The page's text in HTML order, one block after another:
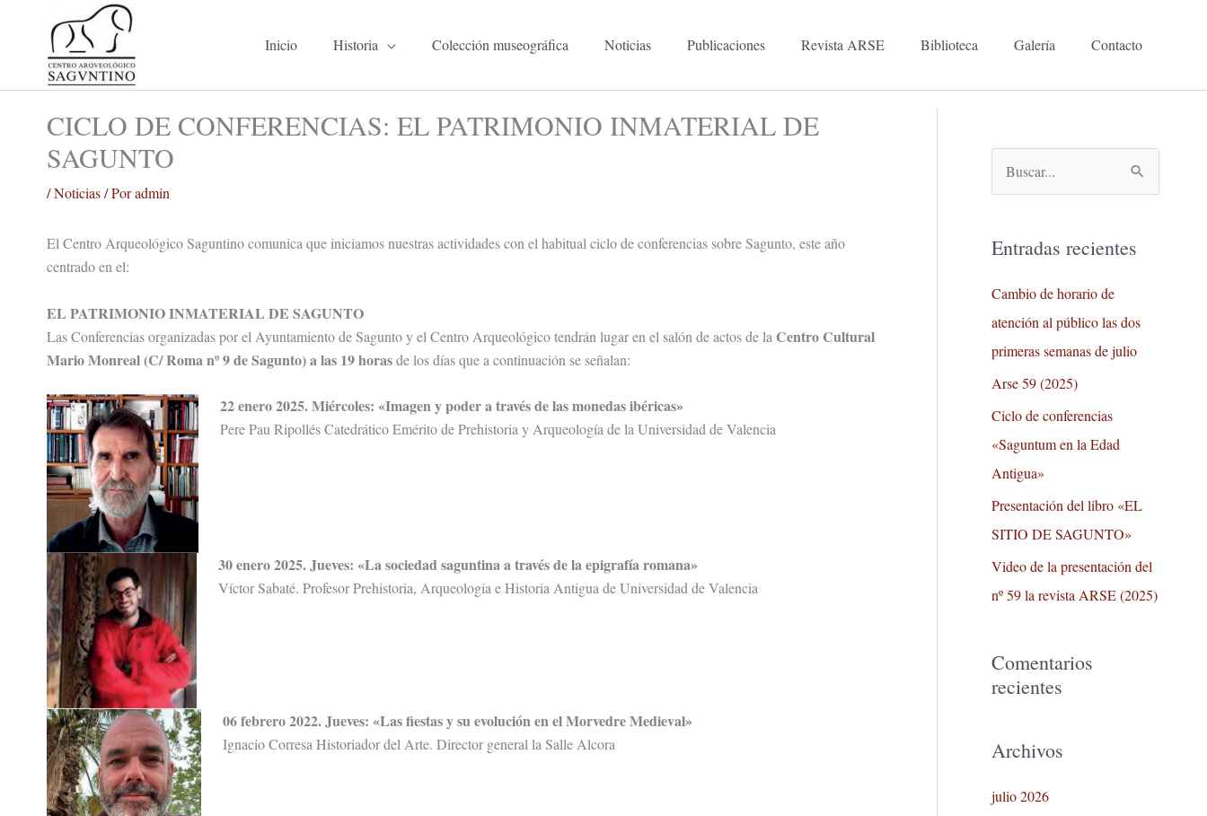
contenido
Inicio Historia Colección museográfica Noticias Publicaciones Revista ARSE Biblioteca Galería Contacto
CICLO DE CONFERENCIAS: EL PATRIMONIO INMATERIAL DE
SAGUNTO
/Noticias/ Poradmin
El Centro Arqueológico Saguntino comunica que iniciamos nuestras actividades con el habitual ciclo de conferencias sobre Sagunto, este año
centrado en el:
EL PATRIMONIO INMATERIAL DE SAGUNTO
Las Conferencias organizadas por el Ayuntamiento de Sagunto y el Centro Arqueológico tendrán lugar en el salón de actos de la Centro Cultural
Mario Monreal (C/ Roma nº 9 de Sagunto) a las 19 horasde los días que a continuación se señalan:
22 enero 2025. Miércoles: «Imagen y poder a través de las monedas ibéricas»
Pere Pau Ripollés Catedrático Emérito de Prehistoria y Arqueología de la Universidad de Valencia
30 enero 2025. Jueves: «La sociedad saguntina a través de la epigrafía romana»
Víctor Sabaté. Profesor Prehistoria, Arqueología e Historia Antigua de Universidad de Valencia
06 febrero 2022. Jueves: «Las fiestas y su evolución en el Morvedre Medieval»
Ignacio Corresa Historiador del Arte. Director general la Salle Alcora
c
a
r
p
o
Entradas recientes
Cambio de horario de
atención al público las dos
primeras semanas de julio
Arse 59 (2025)
Ciclo de conferencias
«Saguntum en la Edad
Antigua»
Presentación del libro «EL
SITIO DE SAGUNTO»
Video de la presentación del
nº 59 la revista ARSE (2025)
Comentarios
recientes
Archivos
julio 2026